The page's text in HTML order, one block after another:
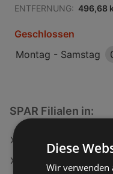
ENTFERNUNG: 496,68
Geschlossen
Montag - Samstag
SPAR Filialen in:
SPAR in Sankt
SPAR in Obervellach
Diese
Wir verwenden